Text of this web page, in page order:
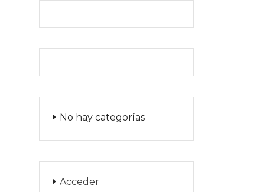
No hay categorías
Acceder